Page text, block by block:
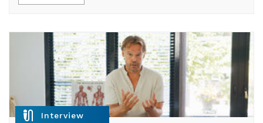
mic_external_on Interview